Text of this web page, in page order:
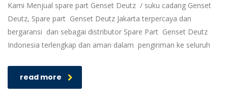
Kami Menjual spare part Genset Deutz / suku cadang Genset
Deutz, Spare part Genset Deutz Jakarta terpercaya dan
bergaransi dan sebagai distributor Spare Part Genset Deutz
Indonesia terlengkap dan aman dalam pengiriman ke seluruh
read more